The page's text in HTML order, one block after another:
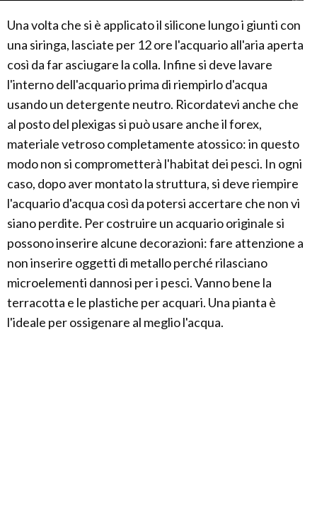
Una volta che si è applicato il silicone lungo i giunti con
una siringa, lasciate per 12 ore l'acquario all'aria aperta
così da far asciugare la colla. Infine si deve lavare
l'interno dell'acquario prima di riempirlo d'acqua
usando un detergente neutro. Ricordatevi anche che
al posto del plexigas si può usare anche il forex,
materiale vetroso completamente atossico: in questo
modo non si comprometterà l'habitat dei pesci. In ogni
caso, dopo aver montato la struttura, si deve riempire
l'acquario d'acqua così da potersi accertare che non vi
siano perdite. Per costruire un acquario originale si
possono inserire alcune decorazioni: fare attenzione a
non inserire oggetti di metallo perché rilasciano
microelementi dannosi per i pesci. Vanno bene la
terracotta e le plastiche per acquari. Una pianta è
l'ideale per ossigenare al meglio l'acqua.